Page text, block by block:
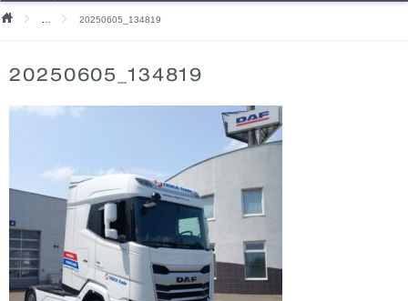
Mediální soubory
20250605_134819
20250605_134819